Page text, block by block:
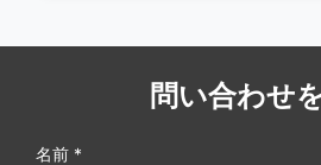
問い合わせ
名前 *